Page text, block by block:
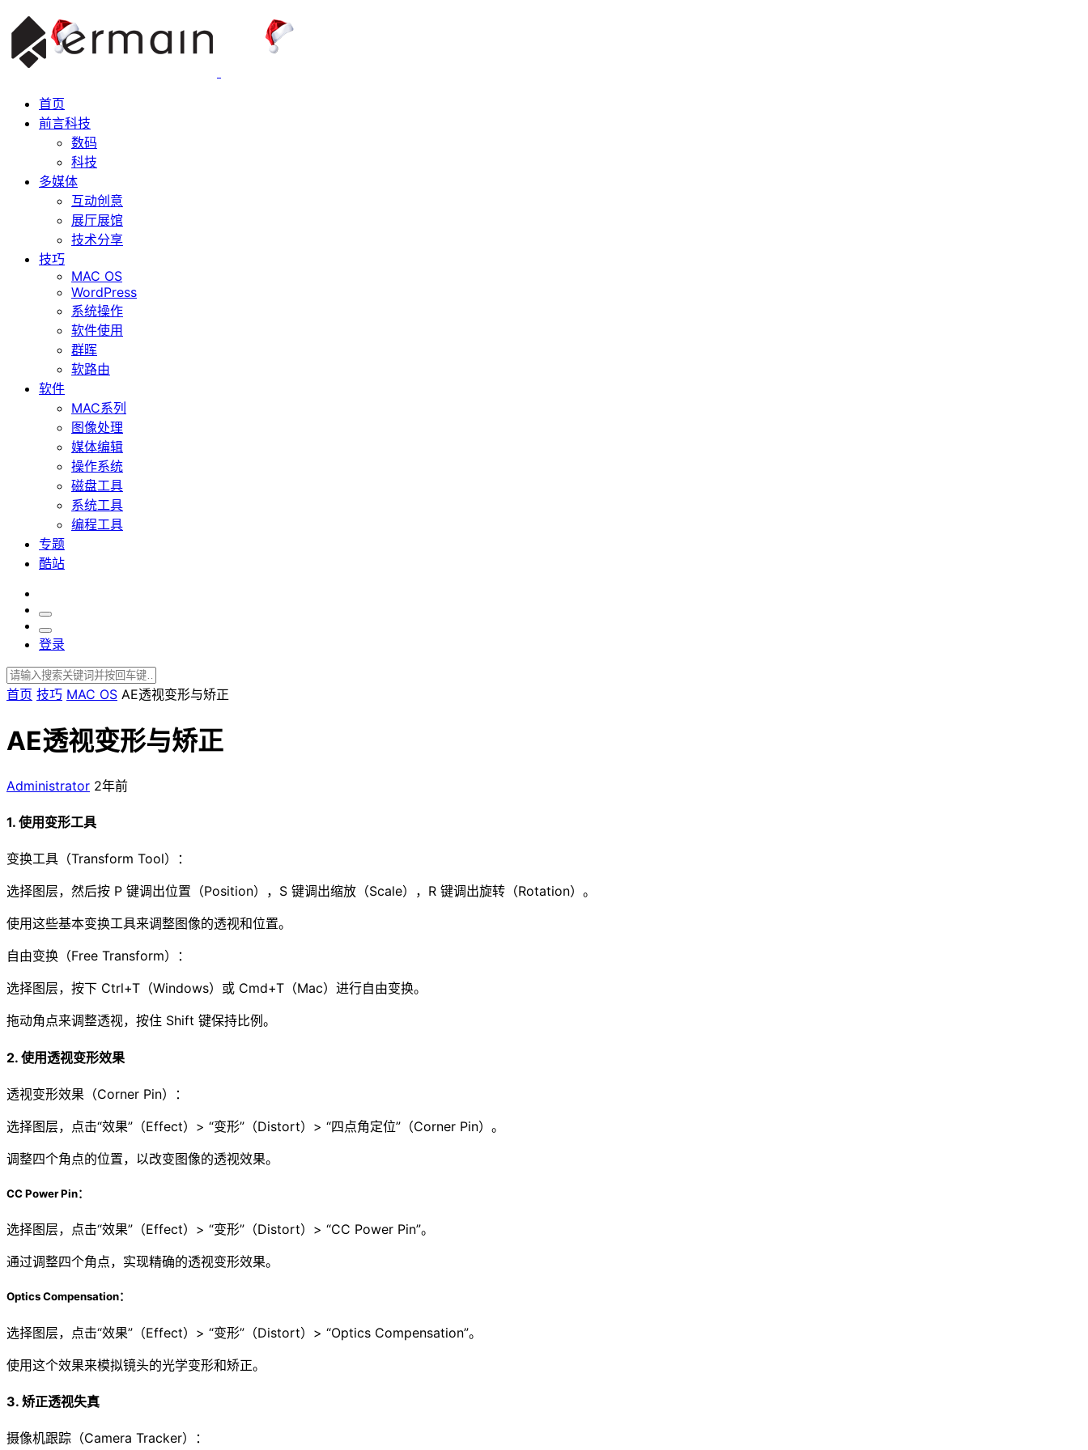
首页
前言科技
数码
科技
多媒体
互动创意
展厅展馆
技术分享
技巧
MAC OS
WordPress
系统操作
软件使用
群晖
软路由
软件
MAC系列
图像处理
媒体编辑
操作系统
磁盘工具
系统工具
编程工具
专题
酷站
登录
首页 技巧 MAC OS AE透视变形与矫正
AE透视变形与矫正
Administrator 2年前
1. 使用变形工具
变换工具（Transform Tool）：
选择图层，然后按 P 键调出位置（Position），S 键调出缩放（Scale），R 键调出旋转（Rotation）。
使用这些基本变换工具来调整图像的透视和位置。
自由变换（Free Transform）：
选择图层，按下 Ctrl+T（Windows）或 Cmd+T（Mac）进行自由变换。
拖动角点来调整透视，按住 Shift 键保持比例。
2. 使用透视变形效果
透视变形效果（Corner Pin）：
选择图层，点击“效果”（Effect）> “变形”（Distort）> “四点角定位”（Corner Pin）。
调整四个角点的位置，以改变图像的透视效果。
CC Power Pin：
选择图层，点击“效果”（Effect）> “变形”（Distort）> “CC Power Pin”。
通过调整四个角点，实现精确的透视变形效果。
Optics Compensation：
选择图层，点击“效果”（Effect）> “变形”（Distort）> “Optics Compensation”。
使用这个效果来模拟镜头的光学变形和矫正。
3. 矫正透视失真
摄像机跟踪（Camera Tracker）：